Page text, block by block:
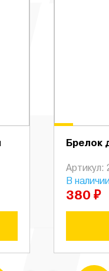
Брелок
Артикул:
В наличии
380 ₽